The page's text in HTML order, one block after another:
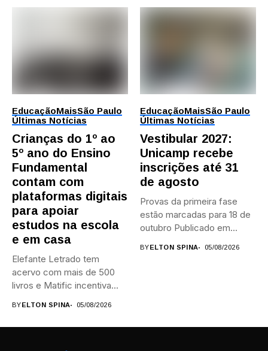
EducaçãoMaisSão Paulo
Últimas Notícias
Crianças do 1º ao
5º ano do Ensino
Fundamental
contam com
plataformas digitais
para apoiar
estudos na escola
e em casa
Elefante Letrado tem
acervo com mais de 500
livros e Matific incentiva...
BY ELTON SPINA 05/08/2026
EducaçãoMaisSão Paulo
Últimas Notícias
Vestibular 2027:
Unicamp recebe
inscrições até 31
de agosto
Provas da primeira fase
estão marcadas para 18 de
outubro Publicado em...
BY ELTON SPINA 05/08/2026